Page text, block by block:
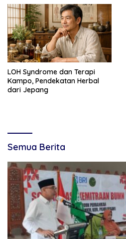
LOH Syndrome dan Terapi
Kampo, Pendekatan Herbal
dari Jepang
Semua Berita